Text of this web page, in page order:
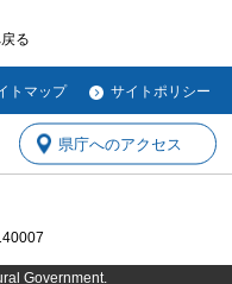
る
トマップ サイトポリシー
県庁へのアクセス
Government.